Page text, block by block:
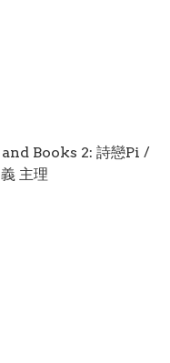
Books 2: 詩戀Pi /
主理